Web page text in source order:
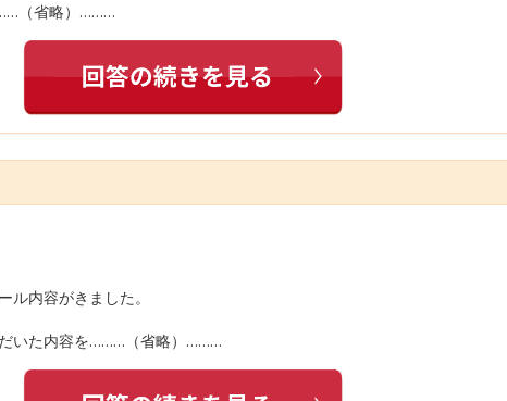
（省略）………
内容がきました。
だいた内容を………（省略）………